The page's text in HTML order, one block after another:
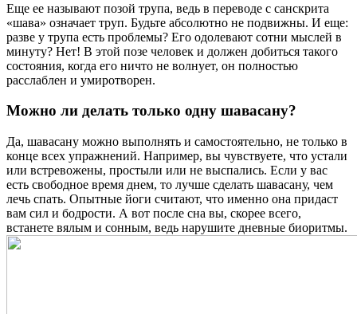
Еще ее называют позой трупа, ведь в переводе с санскрита
«шава» означает труп. Будьте абсолютно не подвижны. И еще:
разве у трупа есть проблемы? Его одолевают сотни мыслей в
минуту? Нет! В этой позе человек и должен добиться такого
состояния, когда его ничто не волнует, он полностью
расслаблен и умиротворен.
Можно ли делать только одну шавасану?
Да, шавасану можно выполнять и самостоятельно, не только в
конце всех упражнений. Например, вы чувствуете, что устали
или встревожены, простыли или не выспались. Если у вас
есть свободное время днем, то лучше сделать шавасану, чем
лечь спать. Опытные йоги считают, что именно она придаст
вам сил и бодрости. А вот после сна вы, скорее всего,
встанете вялым и сонным, ведь нарушите дневные биоритмы.